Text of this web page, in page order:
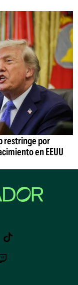
restringe por
en EEUU